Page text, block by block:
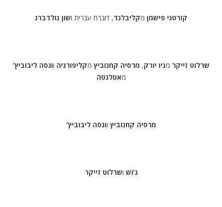
קורטני פישמן מקליבלנד, דוברת עברית ושון גולדברג
שרלוט זייקר מניו יורק, מרסיה קחנוביץ מקליפורניה וונסה ליבוביץ’
מאטלנטה
מרסיה קחנוביץ וונסה ליבוביץ’
ג’וש ושרלוט זייקר